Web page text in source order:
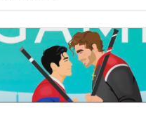
เสียงไวนิล And You still
นใจฉัน ตัวตนคุณก็ยังอบอ...